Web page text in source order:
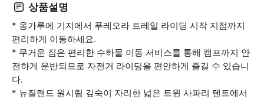
상품설명
* 옹가루에 기지에서 푸레오라 트레일 라이딩 시작 지점까지
편리하게 이동하세요.
* 무거운 짐은 편리한 수하물 이동 서비스를 통해 캠프까지 안
전하게 운반되므로 자전거 라이딩을 편안하게 즐길 수 있습니
다.
* 뉴질랜드 원시림 깊숙이 자리한 넓은 트윈 사파리 텐트에서